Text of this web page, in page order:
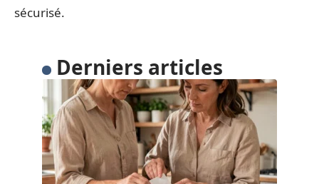
sécurisé.
Derniers articles